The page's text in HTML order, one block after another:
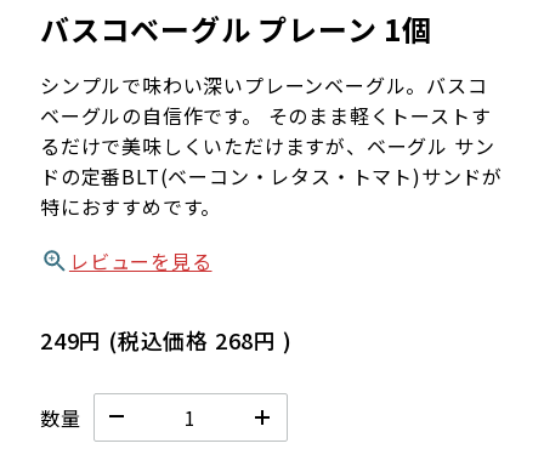
バスコベーグル プレーン 1個
シンプルで味わい深いプレーンベーグル。バスコ
ベーグルの自信作です。 そのまま軽くトーストす
るだけで美味しくいただけますが、ベーグル サン
ドの定番BLT(ベーコン・レタス・トマト)サンドが
特におすすめです。
レビューを見る
249円 (税込価格 268円 )
数量